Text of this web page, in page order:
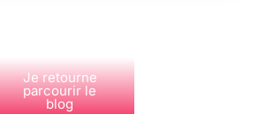
Je retourne
parcourir le
blog